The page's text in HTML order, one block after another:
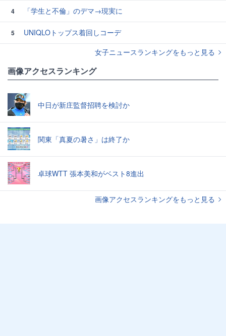
4 「学生と不倫」のデマ→現実に
5
UNIQLOトップス着回しコーデ
女子ニュースランキングをもっと見る
画像アクセスランキング
中日が新庄監督招聘を検討か
関東「真夏の暑さ」は終了か
卓球WTT 張本美和がベスト8進出
画像アクセスランキングをもっと見る